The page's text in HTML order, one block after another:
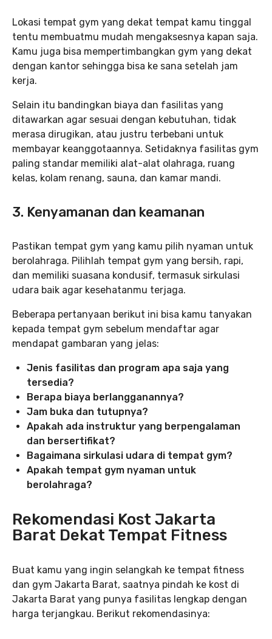
Lokasi tempat gym yang dekat tempat kamu tinggal
tentu membuatmu mudah mengaksesnya kapan saja.
Kamu juga bisa mempertimbangkan gym yang dekat
dengan kantor sehingga bisa ke sana setelah jam
kerja.
Selain itu bandingkan biaya dan fasilitas yang
ditawarkan agar sesuai dengan kebutuhan, tidak
merasa dirugikan, atau justru terbebani untuk
membayar keanggotaannya. Setidaknya fasilitas gym
paling standar memiliki alat-alat olahraga, ruang
kelas, kolam renang, sauna, dan kamar mandi.
3. Kenyamanan dan keamanan
Pastikan tempat gym yang kamu pilih nyaman untuk
berolahraga. Pilihlah tempat gym yang bersih, rapi,
dan memiliki suasana kondusif, termasuk sirkulasi
udara baik agar kesehatanmu terjaga.
Beberapa pertanyaan berikut ini bisa kamu tanyakan
kepada tempat gym sebelum mendaftar agar
mendapat gambaran yang jelas:
Jenis fasilitas dan program apa saja yang
tersedia?
Berapa biaya berlangganannya?
Jam buka dan tutupnya?
Apakah ada instruktur yang berpengalaman
dan bersertifikat?
Bagaimana sirkulasi udara di tempat gym?
Apakah tempat gym nyaman untuk
berolahraga?
Rekomendasi Kost Jakarta
Barat Dekat Tempat Fitness
Buat kamu yang ingin selangkah ke tempat fitness
dan gym Jakarta Barat, saatnya pindah ke kost di
Jakarta Barat yang punya fasilitas lengkap dengan
harga terjangkau. Berikut rekomendasinya: